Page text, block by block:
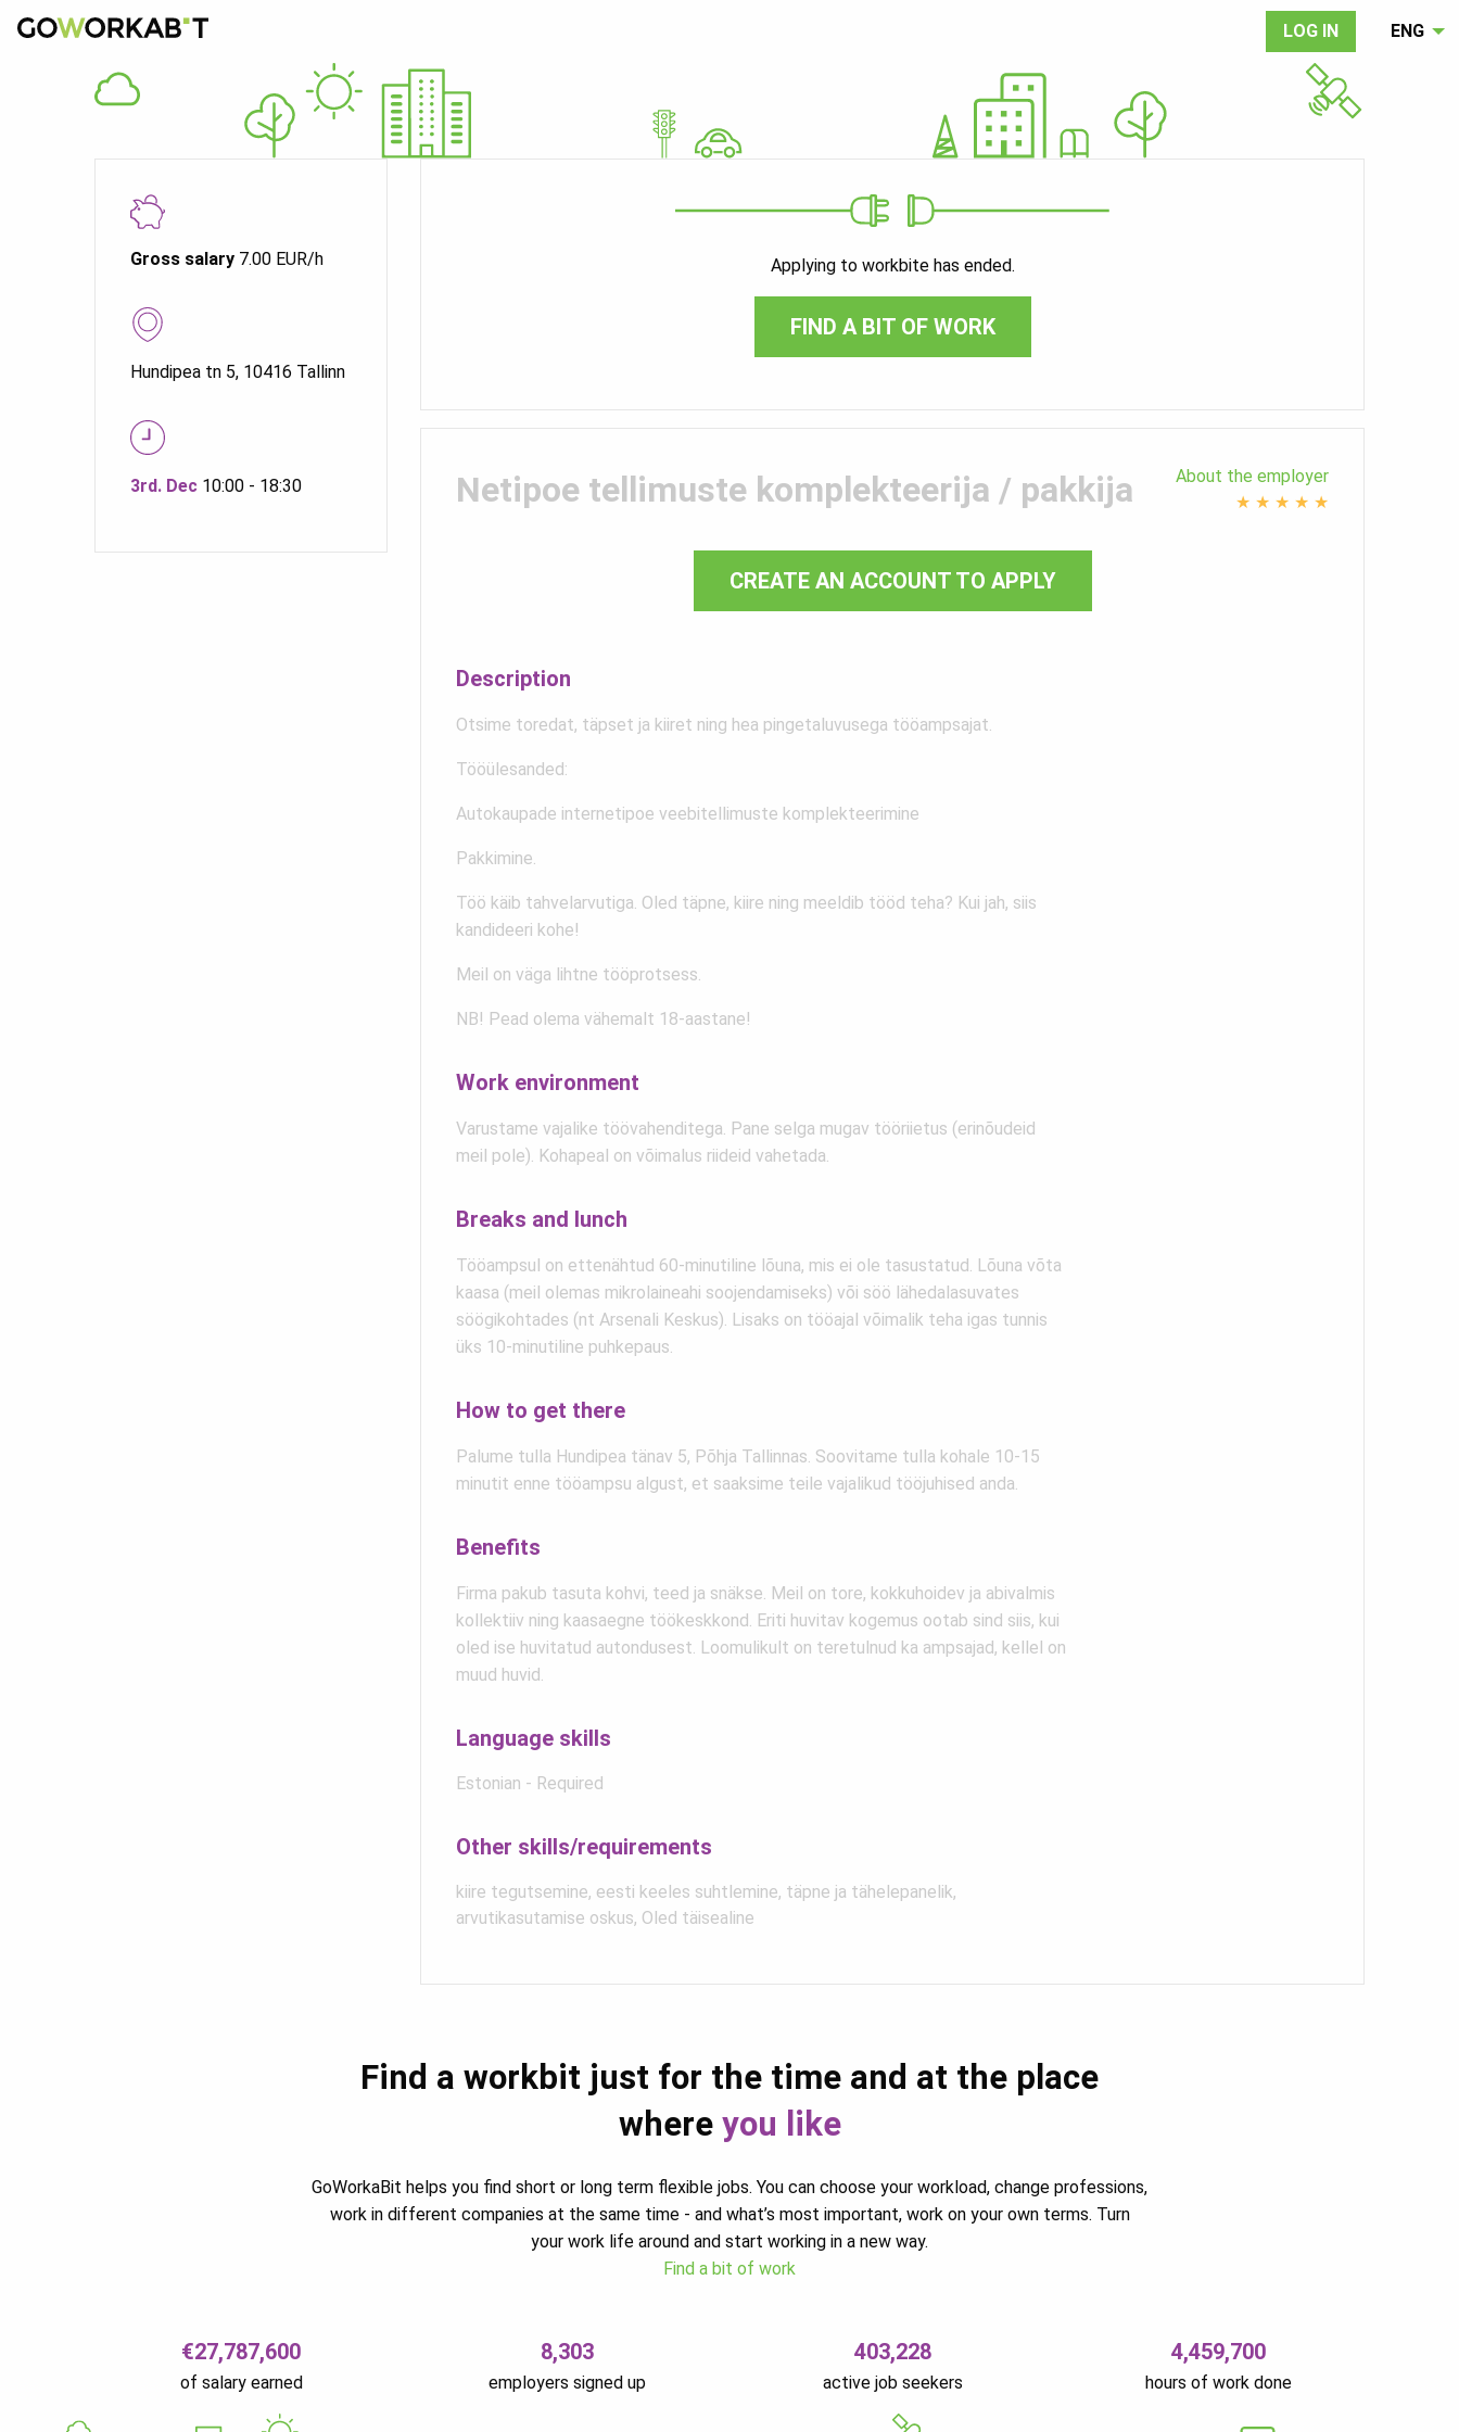
LOG IN ENG
Gross salary 7.00 EUR/h
Hundipea tn 5, 10416 Tallinn
3rd. Dec 10:00 - 18:30
Applying to workbite has ended.
FIND A BIT OF WORK
Netipoe tellimuste komplekteerija / pakkija
About the employer
★ ★ ★ ★ ★
CREATE AN ACCOUNT TO APPLY
Description
Otsime toredat, täpset ja kiiret ning hea pingetaluvusega tööampsajat.
Tööülesanded:
Autokaupade internetipoe veebitellimuste komplekteerimine
Pakkimine.
Töö käib tahvelarvutiga. Oled täpne, kiire ning meeldib tööd teha? Kui jah, siis
kandideeri kohe!
Meil on väga lihtne tööprotsess.
NB! Pead olema vähemalt 18-aastane!
Work environment
Varustame vajalike töövahenditega. Pane selga mugav tööriietus (erinõudeid
meil pole). Kohapeal on võimalus riideid vahetada.
Breaks and lunch
Tööampsul on ettenähtud 60-minutiline lõuna, mis ei ole tasustatud. Lõuna võta
kaasa (meil olemas mikrolaineahi soojendamiseks) või söö lähedalasuvates
söögikohtades (nt Arsenali Keskus). Lisaks on tööajal võimalik teha igas tunnis
üks 10-minutiline puhkepaus.
How to get there
Palume tulla Hundipea tänav 5, Põhja Tallinnas. Soovitame tulla kohale 10-15
minutit enne tööampsu algust, et saaksime teile vajalikud tööjuhised anda.
Benefits
Firma pakub tasuta kohvi, teed ja snäkse. Meil on tore, kokkuhoidev ja abivalmis
kollektiiv ning kaasaegne töökeskkond. Eriti huvitav kogemus ootab sind siis, kui
oled ise huvitatud autondusest. Loomulikult on teretulnud ka ampsajad, kellel on
muud huvid.
Language skills
Estonian - Required
Other skills/requirements
kiire tegutsemine, eesti keeles suhtlemine, täpne ja tähelepanelik,
arvutikasutamise oskus, Oled täisealine
Find a workbit just for the time and at the place
where you like
GoWorkaBit helps you find short or long term flexible jobs. You can choose your workload, change professions,
work in different companies at the same time - and what’s most important, work on your own terms. Turn
your work life around and start working in a new way.
Find a bit of work
€27,787,600
of salary earned
8,303
employers signed up
403,228
active job seekers
4,459,700
hours of work done